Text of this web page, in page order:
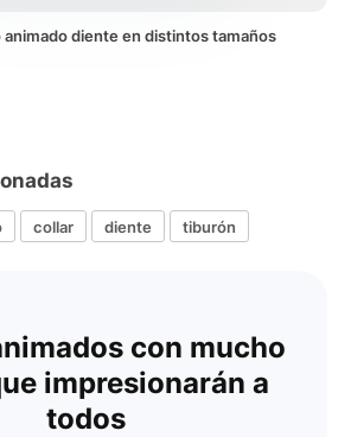
animado diente en distintos tamaños
collar diente tiburón
con mucho
impresionarán a
todos